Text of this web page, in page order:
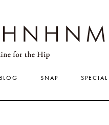
BLOG SNAP SPECIAL